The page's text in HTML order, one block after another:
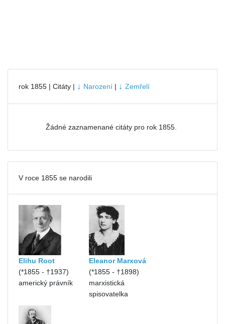
rok 1855 | Citáty | ↓ Narození | ↓ Zemřelí
Žádné zaznamenané citáty pro rok 1855.
V roce 1855 se narodili
Elihu Root
(*1855 - †1937)
americký právník
Eleanor Marxová
(*1855 - †1898)
marxistická
spisovatelka